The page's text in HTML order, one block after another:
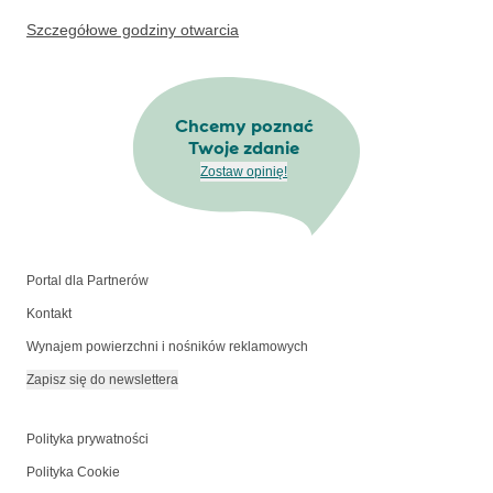
Szczegółowe godziny otwarcia
Chcemy poznać
Twoje zdanie
Zostaw opinię!
Portal dla Partnerów
Kontakt
Wynajem powierzchni i nośników reklamowych
Zapisz się do newslettera
Polityka prywatności
Polityka Cookie